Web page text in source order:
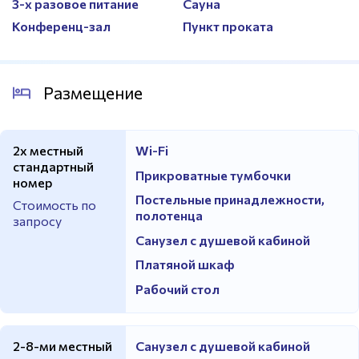
3-х разовое питание
Сауна
Конференц-зал
Пункт проката
Размещение
2х местный
стандартный
номер
Стоимость по
запросу
Wi-Fi
Прикроватные тумбочки
Постельные принадлежности,
полотенца
Санузел с душевой кабиной
Платяной шкаф
Рабочий стол
2-8-ми местный
Санузел с душевой кабиной